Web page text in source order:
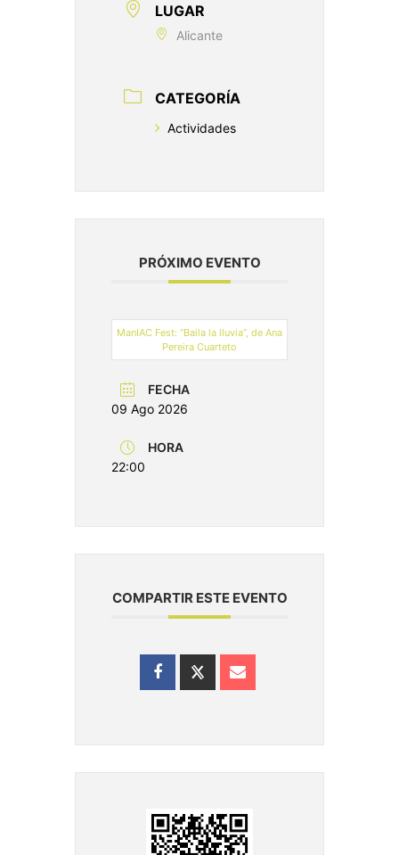
LUGAR
Alicante
CATEGORÍA
Actividades
PRÓXIMO EVENTO
ManIAC Fest: “Baila la lluvia”, de Ana
Pereira Cuarteto
FECHA
09 Ago 2026
HORA
22:00
COMPARTIR ESTE EVENTO